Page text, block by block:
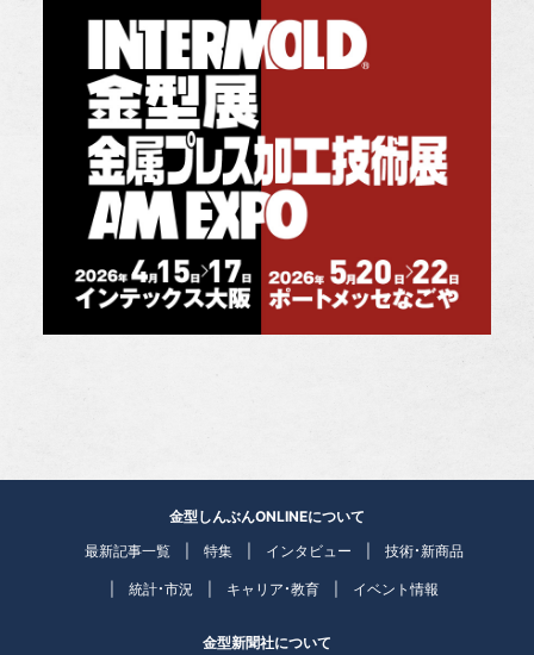
金型しんぶんONLINEについて
最新記事一覧
特集 インタビュー 技術・新商品
統計・市況 キャリア・教育 イベント情報
金型新聞社について